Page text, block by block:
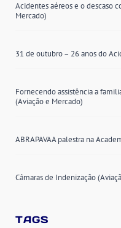
Acidentes aéreos e o descaso
Mercado)
31 de outubro – 26 anos do
Fornecendo assistência a
(Aviação e Mercado)
ABRAPAVAA palestra na
Câmaras de Indenização
TAGS